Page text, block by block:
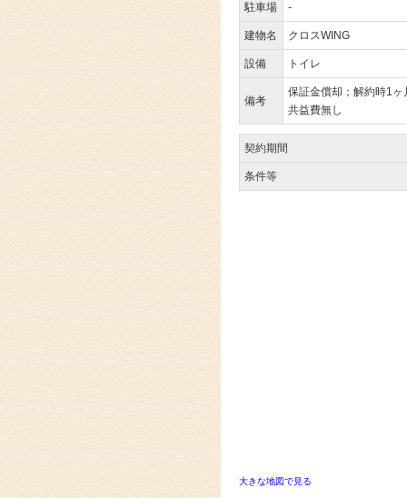
駐車場 -
建物名 クロスWING
設備 トイレ
備考
保証金償却；解約時1
共益費無し
契約期間
条件等
大きな地図で見る